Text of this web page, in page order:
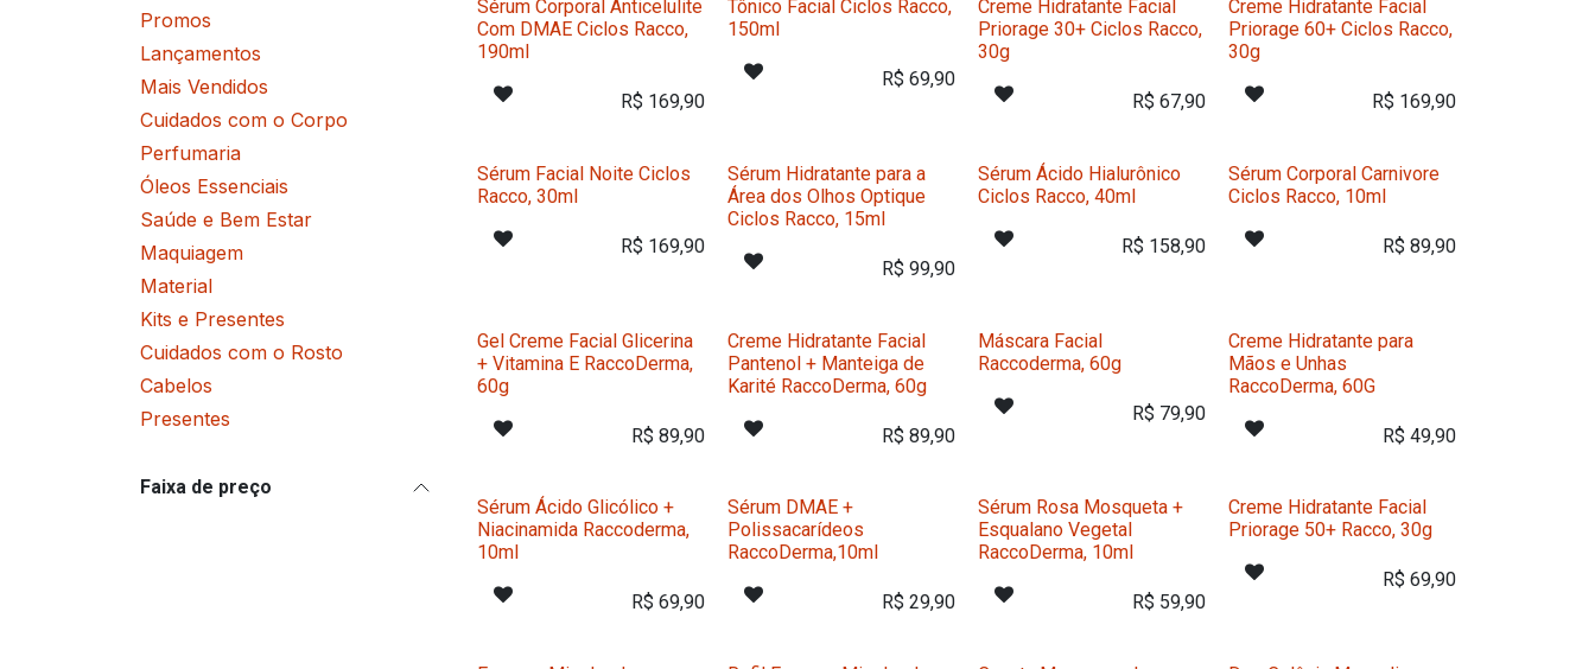
Promos
Lançamentos
Mais Vendidos
Cuidados com o Corpo
Perfumaria
Óleos Essenciais
Saúde e Bem Estar
Maquiagem
Material
Kits e Presentes
Cuidados com o Rosto
Cabelos
Presentes
Faixa de preço
Sérum Corporal Anticelulite
Com DMAE Ciclos Racco,
190ml
R$ 169,90
Tônico Facial Ciclos Racco,
150ml
R$ 69,90
Creme Hidratante Facial
Priorage 30+ Ciclos Racco,
30g
R$ 67,90
Creme Hidratante Facial
Priorage 60+ Ciclos Racco,
30g
R$ 169,90
Sérum Facial Noite Ciclos
Racco, 30ml
R$ 169,90
Sérum Hidratante para a
Área dos Olhos Optique
Ciclos Racco, 15ml
R$ 99,90
Sérum Ácido Hialurônico
Ciclos Racco, 40ml
R$ 158,90
Sérum Corporal Carnivore
Ciclos Racco, 10ml
R$ 89,90
Gel Creme Facial Glicerina
+ Vitamina E RaccoDerma,
60g
R$ 89,90
Creme Hidratante Facial
Pantenol + Manteiga de
Karité RaccoDerma, 60g
R$ 89,90
Máscara Facial
Raccoderma, 60g
R$ 79,90
Creme Hidratante para
Mãos e Unhas
RaccoDerma, 60G
R$ 49,90
Sérum Ácido Glicólico +
Niacinamida Raccoderma,
10ml
R$ 69,90
Sérum DMAE +
Polissacarídeos
RaccoDerma,10ml
R$ 29,90
Sérum Rosa Mosqueta +
Esqualano Vegetal
RaccoDerma, 10ml
R$ 59,90
Creme Hidratante Facial
Priorage 50+ Racco, 30g
R$ 69,90